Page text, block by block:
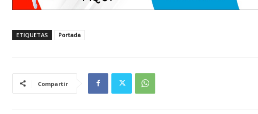
ETIQUETAS Portada
Compartir